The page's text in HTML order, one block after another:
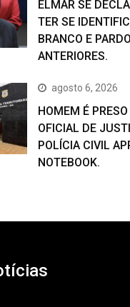
ELMAR SE
TER SE
BRANCO E
ANTERIORES.
agosto 6, 2026
HOMEM É
OFICIAL DE
POLÍCIA CIVIL
NOTEBOOK.